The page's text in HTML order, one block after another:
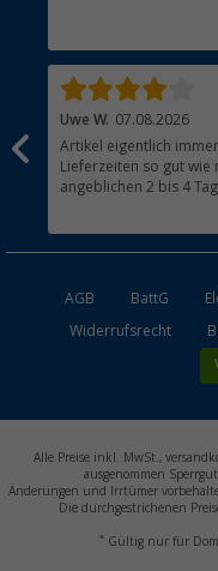
Uwe W. 07.08.2026
Artikel eigentlich
Lieferzeiten so gut wie
angeblichen 2 bis 4
geworden. Aus den
AGB BattG
Widerrufsrecht
Alle Preise inkl. MwSt.,
ausgenommen
Änderungen und Irrtümer
Die durchgestrichenen
*Gültig nur für